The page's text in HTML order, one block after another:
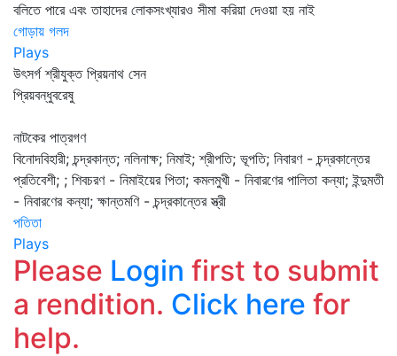
বলিতে পারে এবং তাহাদের লোকসংখ্যারও সীমা করিয়া দেওয়া হয় নাই
গোড়ায় গলদ
Plays
উৎসর্গ শ্রীযুক্ত প্রিয়নাথ সেন
প্রিয়বন্ধুবরেষু
নাটকের পাত্রগণ
বিনোদবিহারী; চন্দ্রকান্ত; নলিনাক্ষ; নিমাই; শ্রীপতি; ভূপতি; নিবারণ - চন্দ্রকান্তের
প্রতিবেশী; ; শিবচরণ - নিমাইয়ের পিতা; কমলমুখী - নিবারণের পালিতা কন্যা; ইন্দুমতী
- নিবারণের কন্যা; ক্ষান্তমণি - চন্দ্রকান্তের স্ত্রী
পতিতা
Plays
Please Login first to submit
a rendition. Click here for
help.